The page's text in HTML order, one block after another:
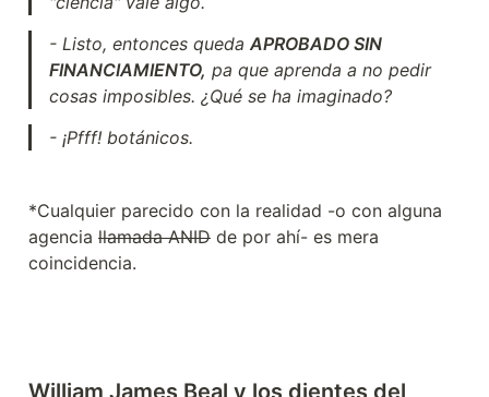
- Listo, entonces queda APROBADO SIN
FINANCIAMIENTO, pa que aprenda a no pedir
cosas imposibles. ¿Qué se ha imaginado?
- ¡Pfff! botánicos.
*Cualquier parecido con la realidad -o con alguna
agencia llamada ANID de por ahí- es mera
coincidencia.